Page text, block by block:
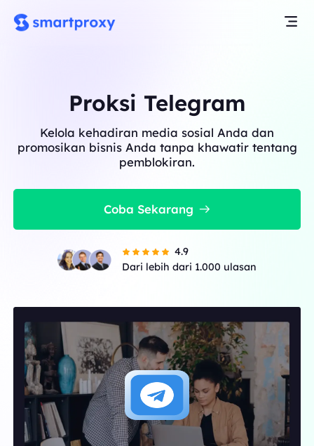
Proksi Telegram
Kelola kehadiran media sosial Anda dan
promosikan bisnis Anda tanpa khawatir tentang
pemblokiran.
Coba Sekarang
4.9
Dari lebih dari 1.000 ulasan